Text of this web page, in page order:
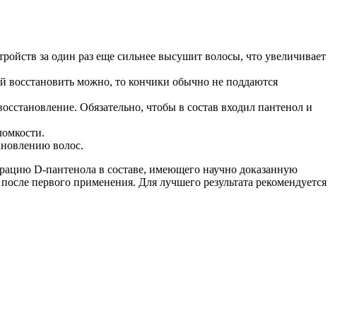
за один раз еще сильнее высушит волосы, что увеличивает
восстановить можно, то кончики обычно не поддаются
Обязательно, чтобы в состав входил пантенол и
волос.
D-пантенола в составе, имеющего научно доказанную
первого применения. Для лучшего результата рекомендуется